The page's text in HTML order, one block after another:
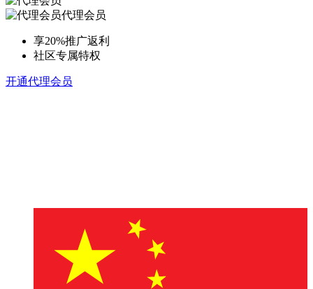
代理会员
享20%推广返利
社区专属特权
开通代理会员